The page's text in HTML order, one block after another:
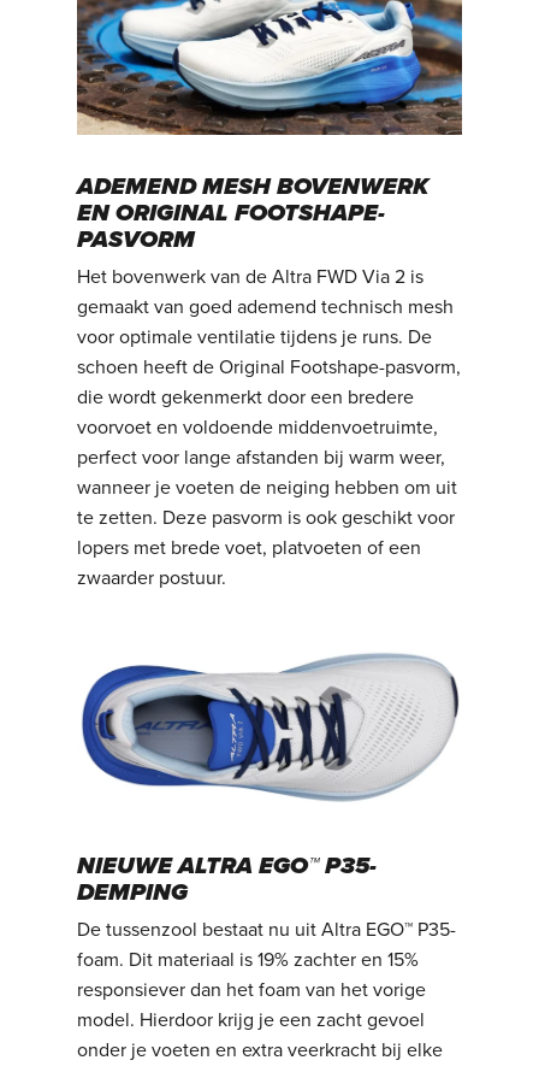
ADEMEND MESH BOVENWERK
EN ORIGINAL FOOTSHAPE-
PASVORM
Het bovenwerk van de Altra FWD Via 2 is
gemaakt van goed ademend technisch mesh
voor optimale ventilatie tijdens je runs. De
schoen heeft de Original Footshape-pasvorm,
die wordt gekenmerkt door een bredere
voorvoet en voldoende middenvoetruimte,
perfect voor lange afstanden bij warm weer,
wanneer je voeten de neiging hebben om uit
te zetten. Deze pasvorm is ook geschikt voor
lopers met brede voet, platvoeten of een
zwaarder postuur.
NIEUWE ALTRA EGO™ P35-
DEMPING
De tussenzool bestaat nu uit Altra EGO™ P35-
foam. Dit materiaal is 19% zachter en 15%
responsiever dan het foam van het vorige
model. Hierdoor krijg je een zacht gevoel
onder je voeten en extra veerkracht bij elke